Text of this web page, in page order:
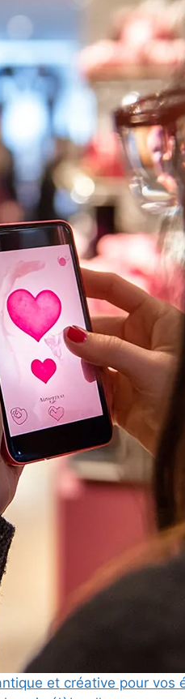
et créative pour vos